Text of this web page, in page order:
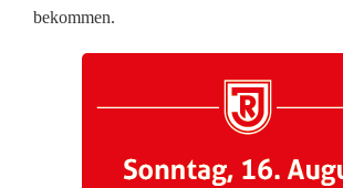
e
bekommen.